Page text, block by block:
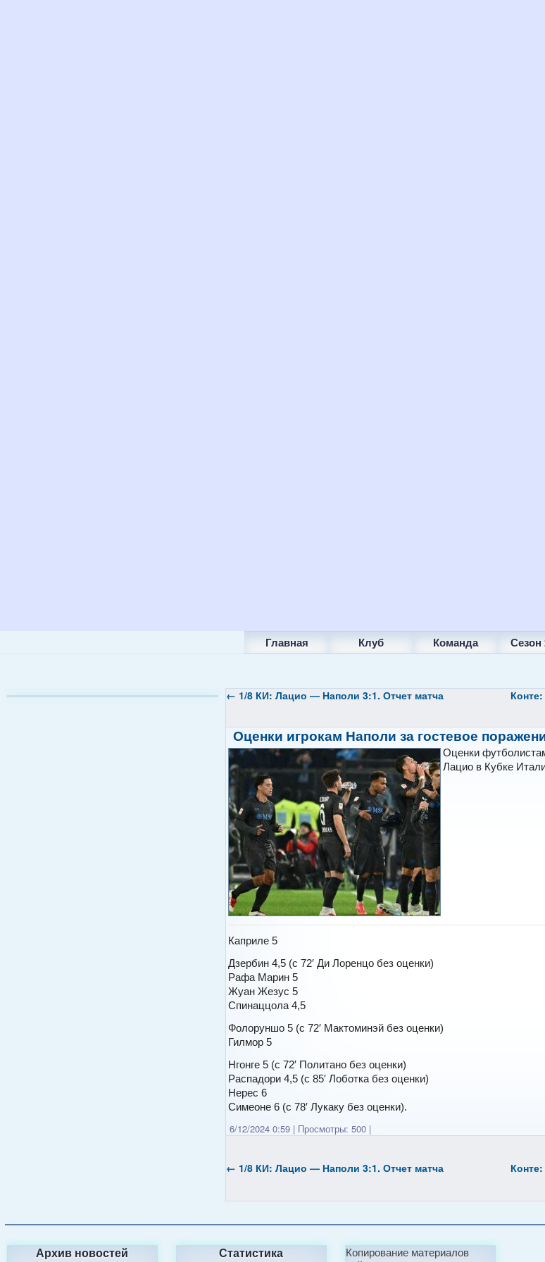
Главная Клуб Команда Сезон
← 1/8 КИ: Лацио — Наполи 3:1. Отчет матча
Оценки игрокам Наполи за гостевое
Оценки
Лацио в Кубке
Каприле 5
Дзербин 4,5 (с 72′ Ди Лоренцо без оценки)
Рафа Марин 5
Жуан Жезус 5
Спинаццола 4,5
Фолоруншо 5 (с 72′ Мактоминэй без оценки)
Гилмор 5
Нгонге 5 (с 72′ Политано без оценки)
Распадори 4,5 (с 85′ Лоботка без оценки)
Нерес 6
Симеоне 6 (с 78′ Лукаку без оценки).
6/12/2024 0:59 | Просмотры: 500|
← 1/8 КИ: Лацио — Наполи 3:1. Отчет матча
Архив новостей Статистика
Копирование материалов